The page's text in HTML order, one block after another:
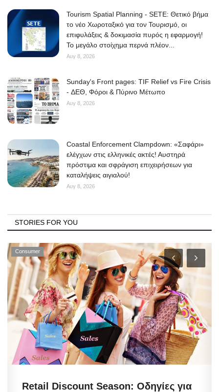
Tourism Spatial Planning - SETE: Θετικό βήμα
το νέο Χωροταξικό για τον Τουρισμό, οι
επιφυλάξεις & δοκιμασία πυρός η εφαρμογή!
Το μεγάλο στοίχημα περνά πλέον...
Αυγ 8, 2026
Sunday's Front pages: TIF Relief vs Fire Crisis
- ΔΕΘ, Φόροι & Πύρινο Μέτωπο
Αυγ 8, 2026
Coastal Enforcement Clampdown: «Σαφάρι»
ελέγχων στις ελληνικές ακτές! Αυστηρά
πρόστιμα και σφράγιση επιχειρήσεων για
καταλήψεις αιγιαλού!
Αυγ 8, 2026
STORIES FOR YOU
Consumer
Retail Discount Season: Οδηγίες για